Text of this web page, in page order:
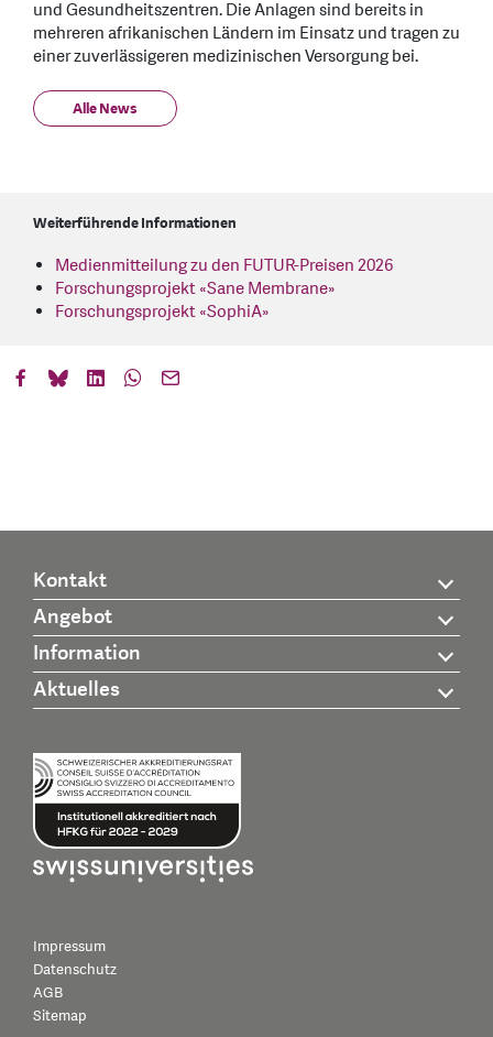
und Gesundheitszentren. Die Anlagen sind bereits in
mehreren afrikanischen Ländern im Einsatz und tragen zu
einer zuverlässigeren medizinischen Versorgung bei.
Alle News
Weiterführende Informationen
Medienmitteilung zu den FUTUR-Preisen 2026
Forschungsprojekt «Sane Membrane»
Forschungsprojekt «SophiA»
Kontakt
Angebot
Information
Aktuelles
Impressum
Datenschutz
AGB
Sitemap